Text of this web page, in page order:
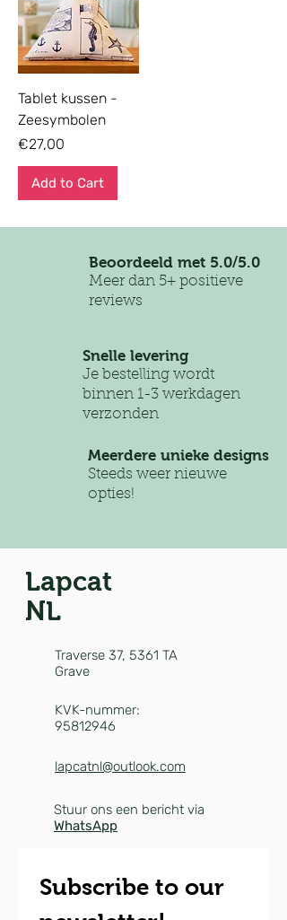
Tablet kussen -
Zeesymbolen
Price
€27,00
Add to Cart
Beoordeeld met 5.0/5.0
Meer dan 5+ positieve
reviews
Snelle levering
Je bestelling wordt
binnen 1-3 werkdagen
verzonden
Meerdere unieke designs
Steeds weer nieuwe
opties!
Lapcat
NL
Traverse 37, 5361 TA
Grave
KVK-nummer:
95812946
lapcatnl@outlook.com
Stuur ons een bericht via
WhatsApp
Subscribe to our